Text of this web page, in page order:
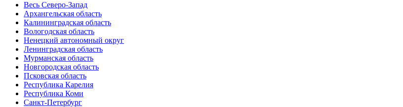
Весь Северо-Запад
Архангельская область
Калининградская область
Вологодская область
Ненецкий автономный округ
Ленинградская область
Мурманская область
Новгородская область
Псковская область
Республика Карелия
Республика Коми
Санкт-Петербург